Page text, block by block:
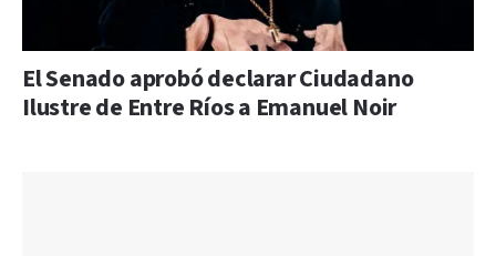
El Senado aprobó declarar Ciudadano
Ilustre de Entre Ríos a Emanuel Noir